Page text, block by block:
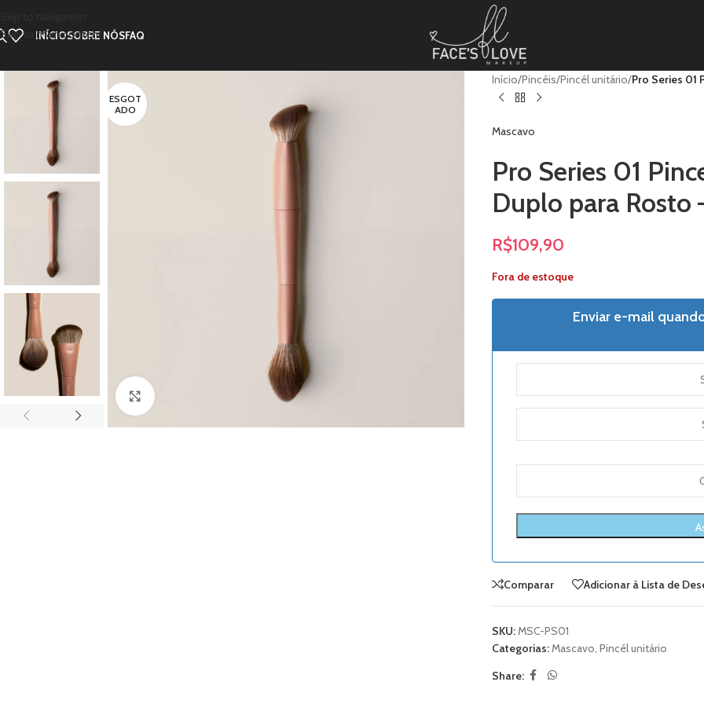
Skip to main content
INÍCIOSOBRE NÓSFAQ
ESGOT
ADO
Início/Pincéis/Pincél unitário/Pro Series 01
Mascavo
Pro Series 01
Duplo para Rosto
R$109,90
Fora de estoque
Enviar e-mail
Comparar Adicionar à Lista de
SKU:MSC-PS01
Categorias:Mascavo, Pincél unitário
Share: